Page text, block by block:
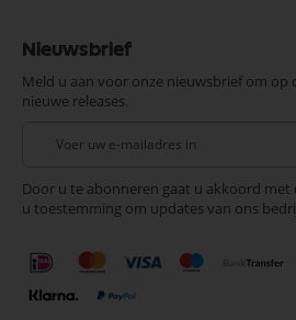
Nieuwsbrief
Meld u aan voor onze nieuwsbrief om op
nieuwe releases.
onze
nieuwsbrief
Door u te abonneren gaat u akkoord met
u toestemming om updates van ons